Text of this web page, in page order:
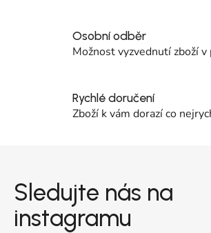
Osobní odběr
Možnost vyzvednutí zboží v
Rychlé doručení
Zboží k vám dorazí co
Sledujte nás na
instagramu